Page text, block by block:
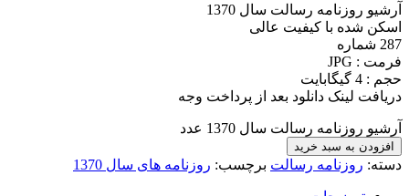
آرشیو روزنامه رسالت سال 1370
اسکن شده با کیفیت عالی
287 شماره
فرمت : JPG
حجم : 4 گیگابایت
دریافت لینک دانلود بعد از پرداخت وجه
آرشیو روزنامه رسالت سال 1370 عدد
افزودن به سبد خرید
دسته: روزنامه رسالت برچسب: روزنامه های سال 1370